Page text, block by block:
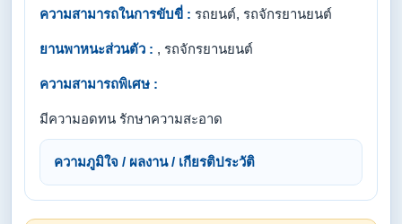
ความสามารถในการขับขี่ : รถยนต์, รถจักรยานยนต์
ยานพาหนะส่วนตัว : , รถจักรยานยนต์
ความสามารถพิเศษ :
มีความอดทน รักษาความสะอาด
ความภูมิใจ / ผลงาน / เกียรติประวัติ